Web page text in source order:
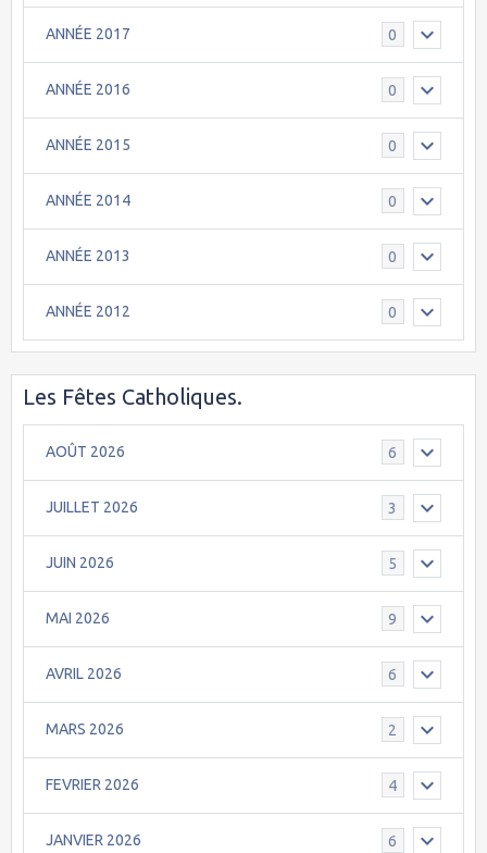
ANNÉE 2017 0
ANNÉE 2016 0
ANNÉE 2015 0
ANNÉE 2014 0
ANNÉE 2013 0
ANNÉE 2012 0
Les Fêtes Catholiques.
AOÛT 2026 6
JUILLET 2026 3
JUIN 2026 5
MAI 2026 9
AVRIL 2026 6
MARS 2026 2
FEVRIER 2026 4
JANVIER 2026 6